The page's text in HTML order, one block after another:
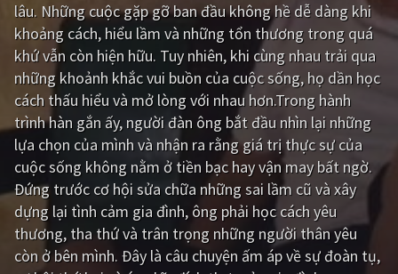
Giật gân Gia đình
Bí ẩn Lịch sử
Viễn Tây Tiểu sử
GameShow DramaTV
QUỐC GIA
Âu - Mỹ Trung Quốc - Hồng Kông
Hàn Quốc Nhật Bản
lâu. Những cuộc gặp gỡ ban đầu không hề dễ dàng khi
khoảng cách, hiểu lầm và những tổn thương trong quá
khứ vẫn còn hiện hữu. Tuy nhiên, khi cùng nhau trải qua
những khoảnh khắc vui buồn của cuộc sống, họ dần học
cách thấu hiểu và mở lòng với nhau hơn.Trong hành
trình hàn gắn ấy, người đàn ông bắt đầu nhìn lại những
lựa chọn của mình và nhận ra rằng giá trị thực sự của
cuộc sống không nằm ở tiền bạc hay vận may bất ngờ.
Đứng trước cơ hội sửa chữa những sai lầm cũ và xây
dựng lại tình cảm gia đình, ông phải học cách yêu
thương, tha thứ và trân trọng những người thân yêu
còn ở bên mình. Đây là câu chuyện ấm áp về sự đoàn tụ,